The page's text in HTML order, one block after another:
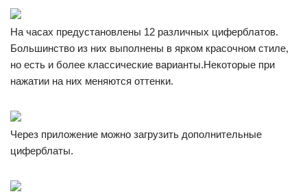
На часах предустановлены 12 различных циферблатов.
Большинство из них выполнены в ярком красочном стиле,
но есть и более классические варианты.Некоторые при
нажатии на них меняются оттенки.
Через приложение можно загрузить дополнительные
циферблаты.